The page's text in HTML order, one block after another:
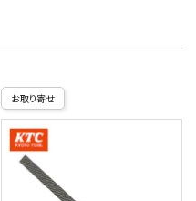
お取り寄せ